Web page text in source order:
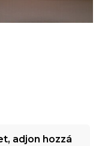
adjon hozzá